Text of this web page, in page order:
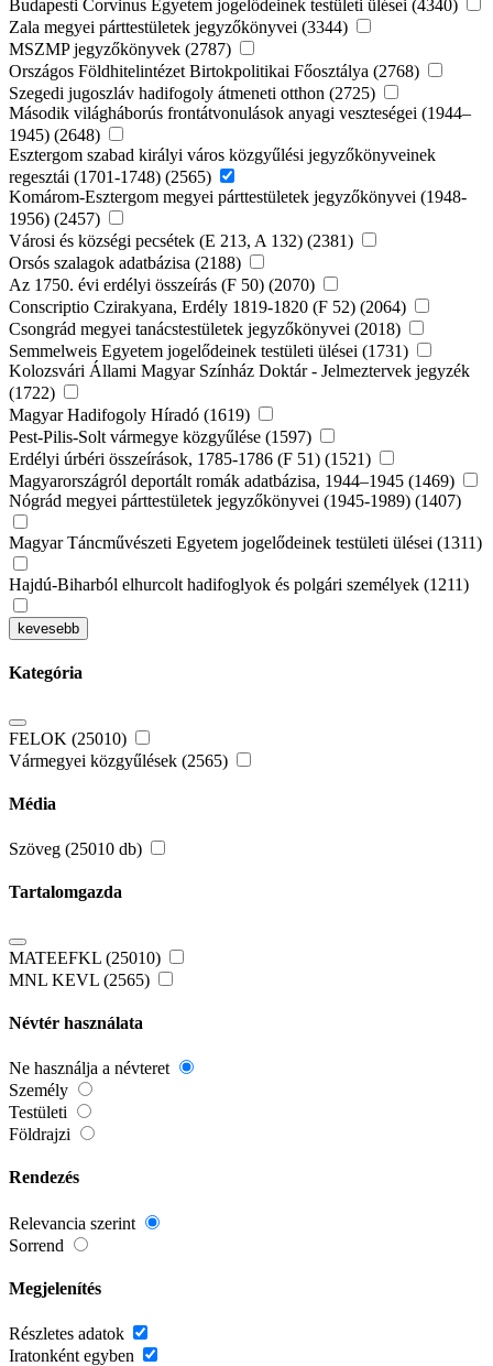
Budapesti Corvinus Egyetem jogelődeinek testületi ülései (4340)
Zala megyei párttestületek jegyzőkönyvei (3344)
MSZMP jegyzőkönyvek (2787)
Országos Földhitelintézet Birtokpolitikai Főosztálya (2768)
Szegedi jugoszláv hadifogoly átmeneti otthon (2725)
Második világháborús frontátvonulások anyagi veszteségei (1944–
1945) (2648)
Esztergom szabad királyi város közgyűlési jegyzőkönyveinek
regesztái (1701-1748) (2565)
Komárom-Esztergom megyei párttestületek jegyzőkönyvei (1948-
1956) (2457)
Városi és községi pecsétek (E 213, A 132) (2381)
Orsós szalagok adatbázisa (2188)
Az 1750. évi erdélyi összeírás (F 50) (2070)
Conscriptio Czirakyana, Erdély 1819-1820 (F 52) (2064)
Csongrád megyei tanácstestületek jegyzőkönyvei (2018)
Semmelweis Egyetem jogelődeinek testületi ülései (1731)
Kolozsvári Állami Magyar Színház Doktár - Jelmeztervek jegyzék
(1722)
Magyar Hadifogoly Híradó (1619)
Pest-Pilis-Solt vármegye közgyűlése (1597)
Erdélyi úrbéri összeírások, 1785-1786 (F 51) (1521)
Magyarországról deportált romák adatbázisa, 1944–1945 (1469)
Nógrád megyei párttestületek jegyzőkönyvei (1945-1989) (1407)
Magyar Táncművészeti Egyetem jogelődeinek testületi ülései (1311)
Hajdú-Biharból elhurcolt hadifoglyok és polgári személyek (1211)
kevesebb
Kategória
FELOK (25010)
Vármegyei közgyűlések (2565)
Média
Szöveg (25010 db)
Tartalomgazda
MATEEFKL (25010)
MNL KEVL (2565)
Névtér használata
Ne használja a névteret
Személy
Testületi
Földrajzi
Rendezés
Relevancia szerint
Sorrend
Megjelenítés
Részletes adatok
Iratonként egyben